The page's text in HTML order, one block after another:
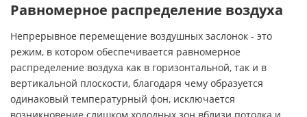
Равномерное распределение воздуха
Непрерывное перемещение воздушных заслонок - это
режим, в котором обеспечивается равномерное
распределение воздуха как в горизонтальной, так и в
вертикальной плоскости, благодаря чему образуется
одинаковый температурный фон, исключается